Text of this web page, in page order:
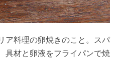
ア料理の卵焼きのこと。スパ
具材と卵液をフライパンで焼